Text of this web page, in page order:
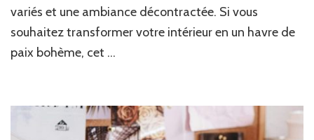
variés et une ambiance décontractée. Si vous
souhaitez transformer votre intérieur en un havre de
paix bohème, cet …